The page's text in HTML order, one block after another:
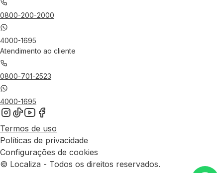
0800-200-2000
4000-1695
Atendimento ao cliente
0800-701-2523
4000-1695
Termos de uso
Políticas de privacidade
Configurações de cookies
© Localiza - Todos os direitos reservados.